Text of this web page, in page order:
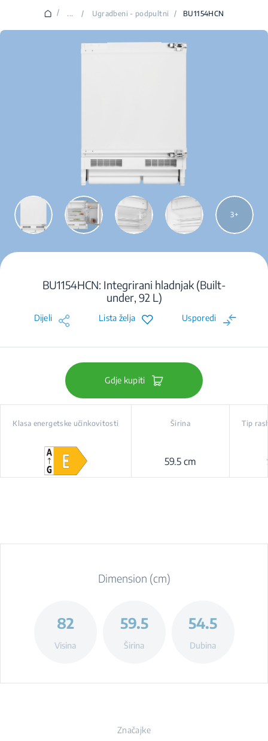
/ ... / Ugradbeni - podpultni / BU1154HCN
3
BU1154HCN: Integrirani hladnjak (Built-
under, 92 L)
Dijeli Lista želja Usporedi
Gdje kupiti
Klasa energetske učinkovitosti Širina
59.5 cm
Tip
Dimension (cm)
82
Visina
59.5
Širina
54.5
Dubina
Značajke